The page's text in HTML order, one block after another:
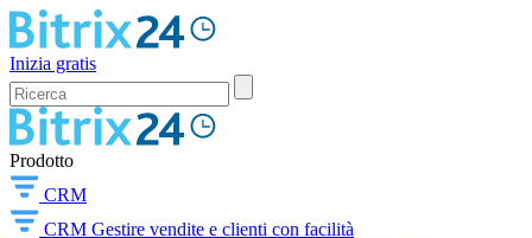
Inizia gratis
Prodotto
CRM
CRM Gestire vendite e clienti con facilità